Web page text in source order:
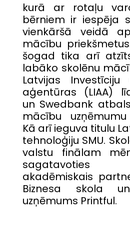
kurā ar rotaļu
bērniem ir iespēja
vienkāršā veidā
mācību
šogad tika arī
labāko skolēnu
Latvijas
aģentūras (LIAA)
un Swedbank
mācību
Kā arī ieguva titulu
tehnoloģiju SMU.
valstu finālam
sagatavoties
akadēmiskais
Biznesa skola
uzņēmums Printful.